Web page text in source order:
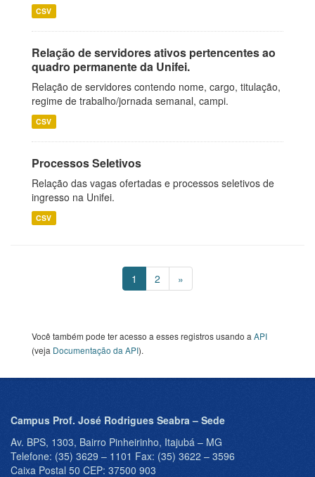
CSV
Relação de servidores ativos pertencentes ao
quadro permanente da Unifei.
Relação de servidores contendo nome, cargo, titulação,
regime de trabalho/jornada semanal, campi.
CSV
Processos Seletivos
Relação das vagas ofertadas e processos seletivos de
ingresso na Unifei.
CSV
1 2 »
Você também pode ter acesso a esses registros usando a API
(veja Documentação da API).
Campus Prof. José Rodrigues Seabra – Sede
Av. BPS, 1303, Bairro Pinheirinho, Itajubá – MG
Telefone: (35) 3629 – 1101 Fax: (35) 3622 – 3596
Caixa Postal 50 CEP: 37500 903